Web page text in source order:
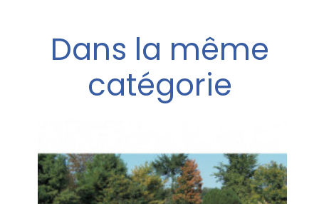
Dans la même
catégorie